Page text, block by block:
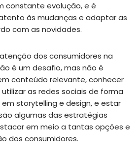
constante evolução, e é
às mudanças e adaptar as
com as novidades.
dos consumidores na
é um desafio, mas não é
conteúdo relevante, conhecer
as redes sociais de forma
storytelling e design, e estar
algumas das estratégias
em meio a tantas opções e
dos consumidores.